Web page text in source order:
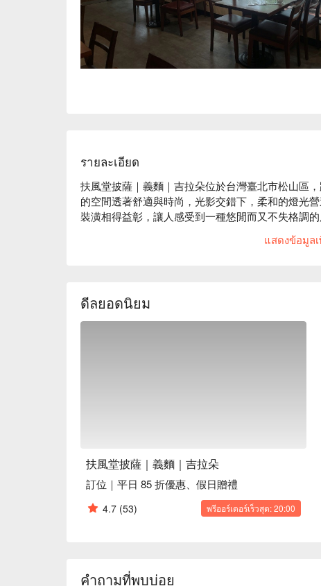
รายละเอียด
扶風堂披薩｜義麵｜吉拉朵位於台灣臺北市松山區
的空間透著舒適與時尚，光影交錯下，柔和的燈光
裝潢相得益彰，讓人感受到一種悠閒而又不失格調的
這裡的招牌如海盜披薩、少女麵和招牌烘蛋，無論
人均消費：均消為 TWD 350
適合情境：多人聚餐、日常餐廳、家庭聚餐、朋友聚
🍽️ 口碑必點
【皇后 (瑪格麗特披薩)】經典風味，簡單卻令人難忘
🥤 特色飲品
【Affogato】濃縮咖啡或醇黑可可，搭配真正義式
💡 未成年請勿飲酒；禁止酒駕
แสดงข้อมูล
ดีลยอดนิยม
扶風堂披薩｜義麵｜吉拉朵
訂位｜平日 85 折優惠、假日贈禮
4.7 (53) พรีออร์เดอร์เร็วสุด: 20:00
คำถามที่พบบ่อย